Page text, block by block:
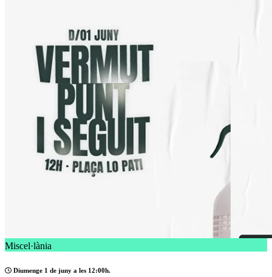
Miscel·lània
Diumenge 1 de juny a les 12:00h.